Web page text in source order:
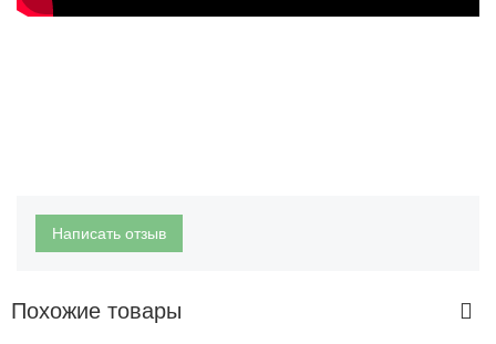
Написать отзыв
Похожие товары